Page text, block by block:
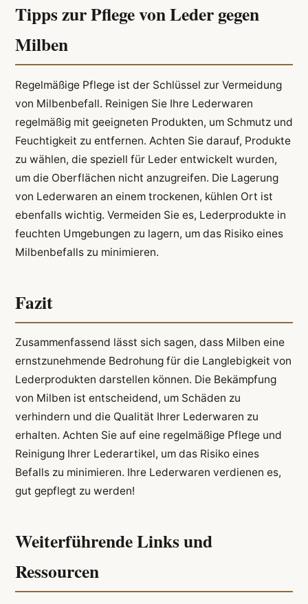
Tipps zur Pflege von Leder gegen
Milben
Regelmäßige Pflege ist der Schlüssel zur Vermeidung
von Milbenbefall. Reinigen Sie Ihre Lederwaren
regelmäßig mit geeigneten Produkten, um Schmutz und
Feuchtigkeit zu entfernen. Achten Sie darauf, Produkte
zu wählen, die speziell für Leder entwickelt wurden,
um die Oberflächen nicht anzugreifen. Die Lagerung
von Lederwaren an einem trockenen, kühlen Ort ist
ebenfalls wichtig. Vermeiden Sie es, Lederprodukte in
feuchten Umgebungen zu lagern, um das Risiko eines
Milbenbefalls zu minimieren.
Fazit
Zusammenfassend lässt sich sagen, dass Milben eine
ernstzunehmende Bedrohung für die Langlebigkeit von
Lederprodukten darstellen können. Die Bekämpfung
von Milben ist entscheidend, um Schäden zu
verhindern und die Qualität Ihrer Lederwaren zu
erhalten. Achten Sie auf eine regelmäßige Pflege und
Reinigung Ihrer Lederartikel, um das Risiko eines
Befalls zu minimieren. Ihre Lederwaren verdienen es,
gut gepflegt zu werden!
Weiterführende Links und
Ressourcen